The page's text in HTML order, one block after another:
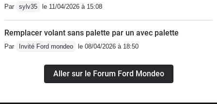
Par sylv35 le 11/04/2026 à 15:08
Remplacer volant sans palette par un avec palette
Par Invité Ford mondeo le 08/04/2026 à 18:50
Aller sur le Forum Ford Mondeo